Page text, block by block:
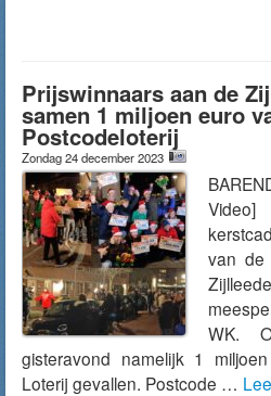
Prijswinnaars aan de
samen 1 miljoen euro
Postcodeloterij
Zondag 24 december 2023
van de
WK.
gisteravond namelijk 1
Loterij gevallen. Postcode …